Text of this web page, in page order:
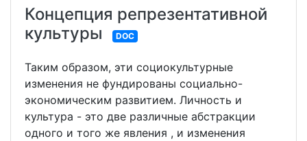
Концепция репрезентативной
культуры
DOC
Таким образом, эти социокультурные
изменения не фундированы социально-
экономическим развитием. Личность и
культура - это две различные абстракции
одного и того же явления , и изменения